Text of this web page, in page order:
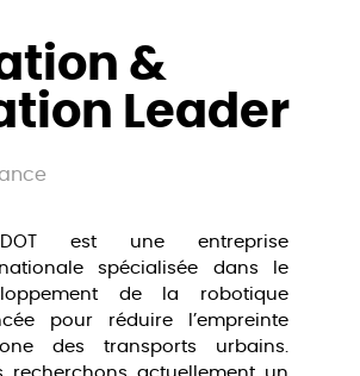
&
Leader
est une entreprise
spécialisée dans le
de la robotique
pour réduire l’empreinte
des transports urbains.